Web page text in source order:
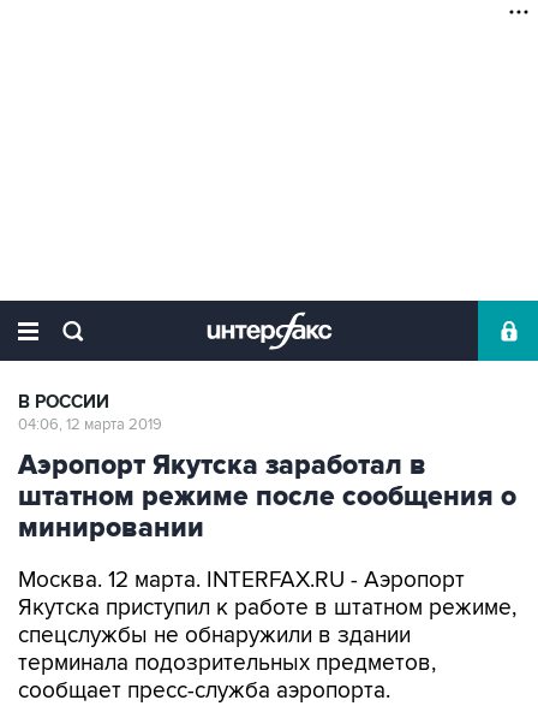
В РОССИИ
04:06, 12 марта 2019
Аэропорт Якутска заработал в
штатном режиме после сообщения о
минировании
Москва. 12 марта. INTERFAX.RU - Аэропорт
Якутска приступил к работе в штатном режиме,
спецслужбы не обнаружили в здании
терминала подозрительных предметов,
сообщает пресс-служба аэропорта.